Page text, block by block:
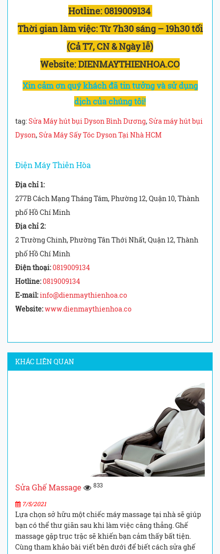
Hotline: 0819009134
Thời gian làm việc:Từ 7h30 sáng – 19h30 tối
(Cả T7, CN & Ngày lễ)
Website: DIENMAYTHIENHOA.CO
Xin cảm ơn quý khách đã tin tưởng và sử dụng
dịch của chúng tôi!
tag:Sửa Máy hút bụi Dyson Bình Dương,Sửa máy hút bụi
Dyson,Sửa Máy Sấy Tóc Dyson Tại Nhà HCM
Điện Máy Thiên Hòa
Địa chỉ 1:
277B Cách Mạng Tháng Tám, Phường 12, Quận 10, Thành
phố Hồ Chí Minh
Địa chỉ 2:
2 Trường Chinh, Phường Tân Thới Nhất, Quận 12, Thành
phố Hồ Chí Minh
Điện thoại:0819009134
Hotline:0819009134
E-mail:info@dienmaythienhoa.co
Website:www.dienmaythienhoa.co
KHÁC LIÊN QUAN
Sửa Ghế Massage 833
7/5/2021
Lựa chọn sở hữu một chiếc máy massage tại nhà sẽ giúp
bạn có thể thư giãn sau khi làm việc căng thẳng. Ghế
massage gặp trục trặc sẽ khiến bạn cảm thấy bất tiện.
Cùng tham khảo bài viết bên dưới để biết cách sửa ghế